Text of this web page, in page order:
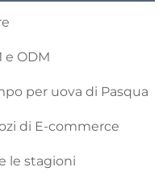
e ODM
per uova di Pasqua
di E-commerce
le stagioni